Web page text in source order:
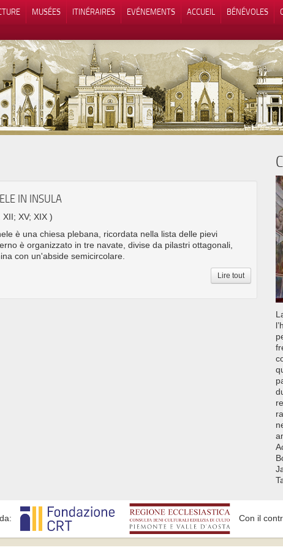
MUSÉES ITINÉRAIRES EVÉNEMENTS ACCUEIL BÉNÉVOLES
IN INSULA
XII; XV; XIX )
è una chiesa plebana, ricordata nella lista delle pievi
è organizzato in tre navate, divise da pilastri ottagonali,
con un'abside semicircolare.
Lire tout
Con il
Vos choix en matière de